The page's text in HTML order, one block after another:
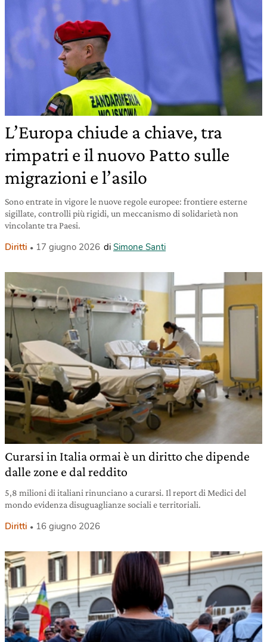
L’Europa chiude a chiave, tra
rimpatri e il nuovo Patto sulle
migrazioni e l’asilo
Sono entrate in vigore le nuove regole europee: frontiere esterne
sigillate, controlli più rigidi, un meccanismo di solidarietà non
vincolante tra Paesi.
Diritti 17 giugno 2026 di Simone Santi
Curarsi in Italia ormai è un diritto che dipende
dalle zone e dal reddito
5,8 milioni di italiani rinunciano a curarsi. Il report di Medici del
mondo evidenza disuguaglianze sociali e territoriali.
Diritti 16 giugno 2026